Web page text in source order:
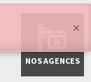
NOS AGENCES